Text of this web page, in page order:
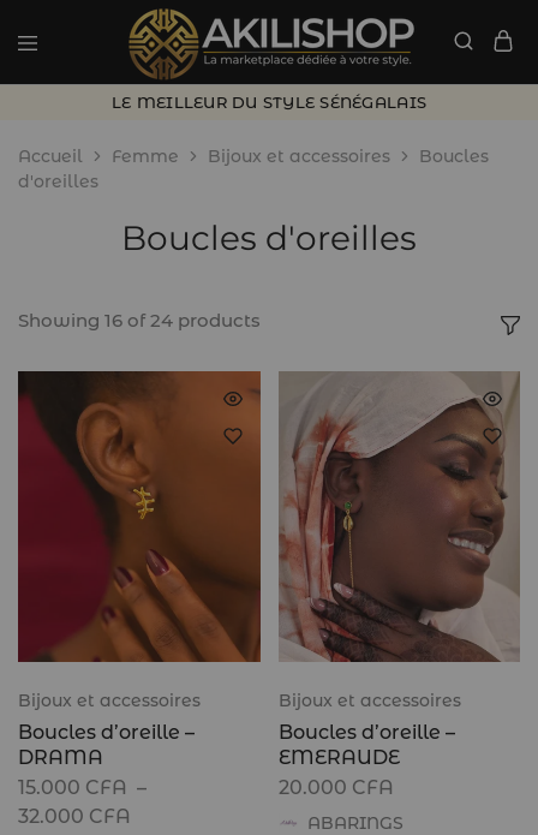
LE MEILLEUR DU STYLE SÉNÉGALAIS
Accueil Femme Bijoux et accessoires
Boucles
d'oreilles
Boucles d'oreilles
Showing 16 of24 products
Bijoux et accessoires
Boucles d’oreille –
DRAMA
15.000 CFA –
32.000 CFA
Bijoux et accessoires
Boucles d’oreille –
EMERAUDE
20.000 CFA
ABARINGS